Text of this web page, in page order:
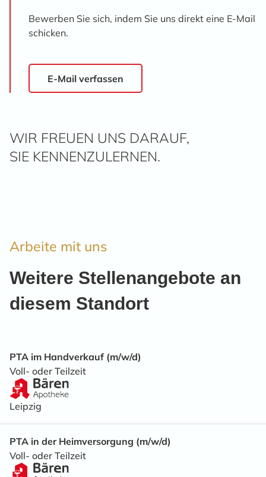
Bewerben Sie sich, indem Sie uns direkt eine E-Mail
schicken.
E-Mail verfassen
WIR FREUEN UNS DARAUF,
SIE KENNENZULERNEN.
Arbeite mit uns
Weitere Stellenangebote an
diesem Standort
PTA im Handverkauf (m/w/d)
Voll- oder Teilzeit
Leipzig
PTA in der Heimversorgung (m/w/d)
Voll- oder Teilzeit